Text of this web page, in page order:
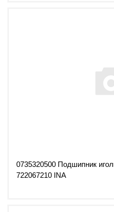
0735320500 Подшипник
722067210 INA